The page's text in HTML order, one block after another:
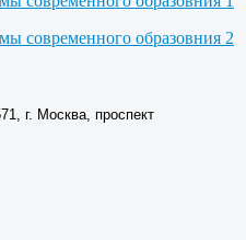
г. Москва, проспект